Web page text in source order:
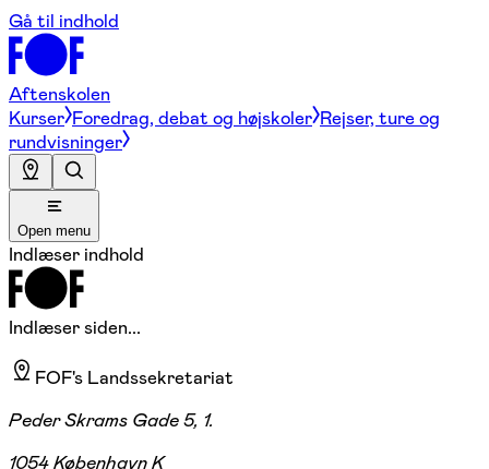
Gå til indhold
Aftenskolen
Kurser Foredrag, debat og højskoler Rejser, ture og
rundvisninger
Open menu
Indlæser indhold
Indlæser siden...
FOF's Landssekretariat
Peder Skrams Gade 5, 1.
1054 København K